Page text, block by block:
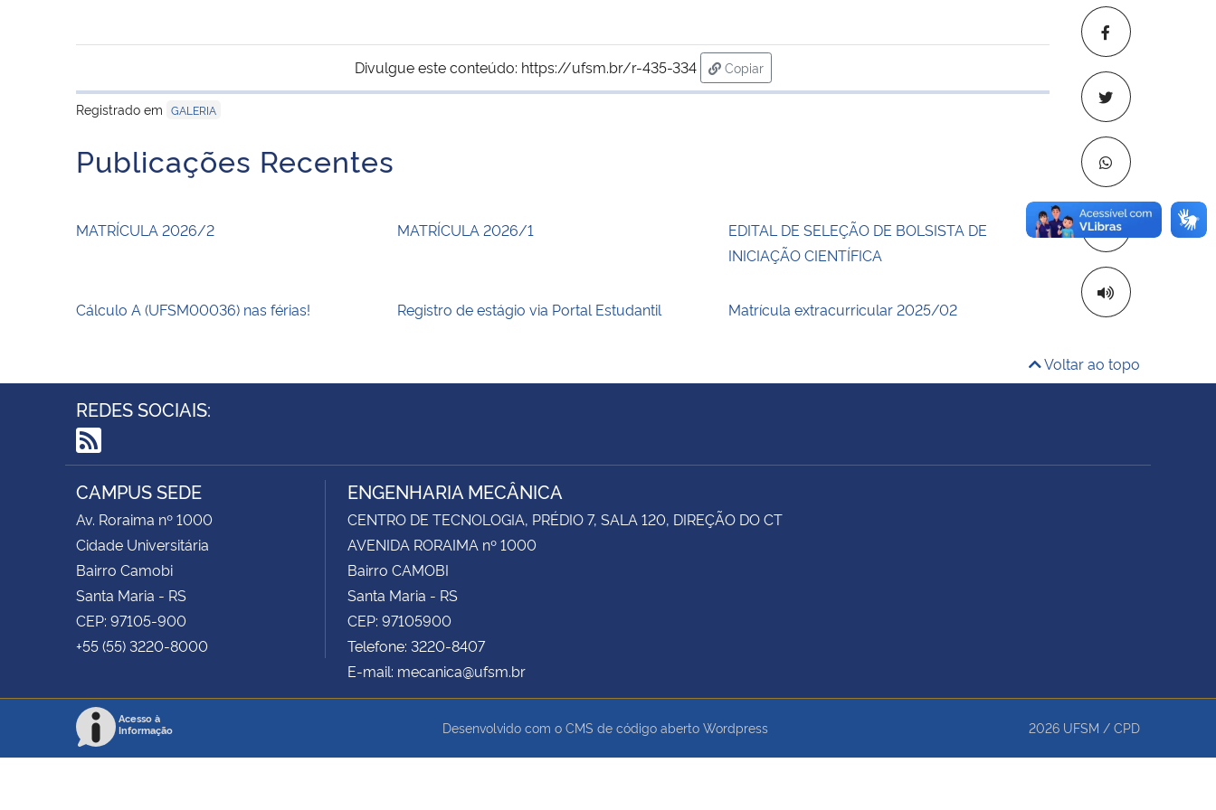
Copiar para
Divulgue este conteúdo: https://ufsm.br/r-435-334
Copiar
para área de transferência
Registrado em GALERIA
Publicações Recentes
MATRÍCULA 2026/2 MATRÍCULA 2026/1
EDITAL DE SELEÇÃO DE BOLSISTA DE
INICIAÇÃO CIENTÍFICA
Cálculo A (UFSM00036) nas férias! Registro de estágio via Portal Estudantil Matrícula extracurricular 2025/02
Voltar ao topo
REDES SOCIAIS:
RSS
CAMPUS SEDE
Av. Roraima nº 1000
Cidade Universitária
Bairro Camobi
Santa Maria - RS
CEP: 97105-900
+55 (55) 3220-8000
ENGENHARIA MECÂNICA
CENTRO DE TECNOLOGIA, PRÉDIO 7, SALA 120, DIREÇÃO DO CT
AVENIDA RORAIMA nº 1000
Bairro CAMOBI
Santa Maria - RS
CEP: 97105900
Telefone: 3220-8407
E-mail: mecanica@ufsm.br
Acesso à
Informação
Desenvolvido com o CMS de código aberto Wordpress 2026 UFSM / CPD